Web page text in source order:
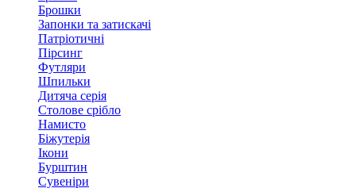
Брошки
Запонки та затискачі
Патріотичні
Пірсинг
Футляри
Шпильки
Дитяча серія
Столове срібло
Намисто
Біжутерія
Ікони
Бурштин
Сувеніри